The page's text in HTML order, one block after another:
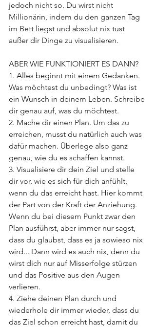
jedoch nicht so. Du wirst nicht
Millionärin, indem du den ganzen Tag
im Bett liegst und absolut nix tust
außer dir Dinge zu visualisieren.
ABER WIE FUNKTIONIERT ES DANN?
1. Alles beginnt mit einem Gedanken.
Was möchtest du unbedingt? Was ist
ein Wunsch in deinem Leben. Schreibe
dir genau auf, was du möchtest.
2. Mache dir einen Plan. Um das zu
erreichen, musst du natürlich auch was
dafür machen. Überlege also ganz
genau, wie du es schaffen kannst.
3. Visualisiere dir dein Ziel und stelle
dir vor, wie es sich für dich anfühlt,
wenn du das erreicht hast. Hier kommt
der Part von der Kraft der Anziehung.
Wenn du bei diesem Punkt zwar den
Plan ausführst, aber immer nur sagst,
dass du glaubst, dass es ja sowieso nix
wird... Dann wird es auch nix, denn du
wirst dich nur auf Misserfolge stürzen
und das Positive aus den Augen
verlieren.
4. Ziehe deinen Plan durch und
wiederhole dir immer wieder, dass du
das Ziel schon erreicht hast, damit du